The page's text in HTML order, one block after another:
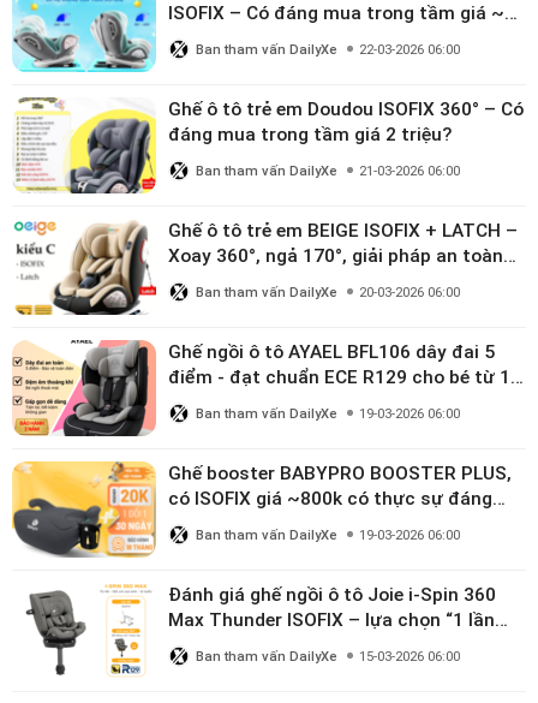
ISOFIX – Có đáng mua trong tầm giá ~3
triệu
Ban tham vấn DailyXe 22-03-2026 06:00
Ghế ô tô trẻ em Doudou ISOFIX 360° – Có
đáng mua trong tầm giá 2 triệu?
Ban tham vấn DailyXe 21-03-2026 06:00
Ghế ô tô trẻ em BEIGE ISOFIX + LATCH –
Xoay 360°, ngả 170°, giải pháp an toàn
linh hoạt cho bé 0–10 tuổi
Ban tham vấn DailyXe 20-03-2026 06:00
Ghế ngồi ô tô AYAEL BFL106 dây đai 5
điểm - đạt chuẩn ECE R129 cho bé từ 1–
10 tuổi
Ban tham vấn DailyXe 19-03-2026 06:00
Ghế booster BABYPRO BOOSTER PLUS,
có ISOFIX giá ~800k có thực sự đáng
mua?
Ban tham vấn DailyXe 19-03-2026 06:00
Đánh giá ghế ngồi ô tô Joie i-Spin 360
Max Thunder ISOFIX – lựa chọn “1 lần
dùng đến 12 năm” có đáng giá gần 9
triệu?
Ban tham vấn DailyXe 15-03-2026 06:00